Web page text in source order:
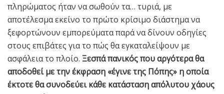
πληρώματος ήταν να σωθούν τα… τυριά, με
αποτέλεσμα εκείνο το πρώτο κρίσιμο διάστημα να
ξεφορτώνουν εμπορεύματα παρά να δίνουν οδηγίες
στους επιβάτες για το πώς θα εγκαταλείψουν με
ασφάλεια το πλοίο. Ξεσπά πανικός που αργότερα θα
αποδοθεί με την έκφραση «έγινε της Πόπης» η οποία
έκτοτε θα συνοδεύει κάθε κατάσταση απόλυτου χάους